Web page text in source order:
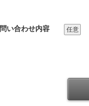
問い合わせ内容 任意